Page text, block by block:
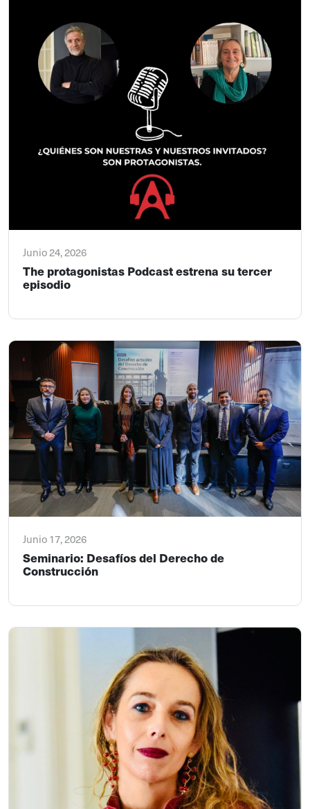
Junio 24, 2026
The protagonistas Podcast estrena su tercer
episodio
Junio 17, 2026
Seminario: Desafíos del Derecho de
Construcción